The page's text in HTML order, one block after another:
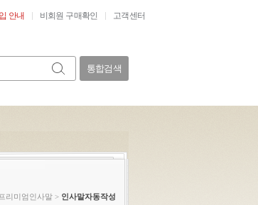
안내 비회원 구매확인 고객센터
통합검색
리미엄인사말 > 인사말자동작성